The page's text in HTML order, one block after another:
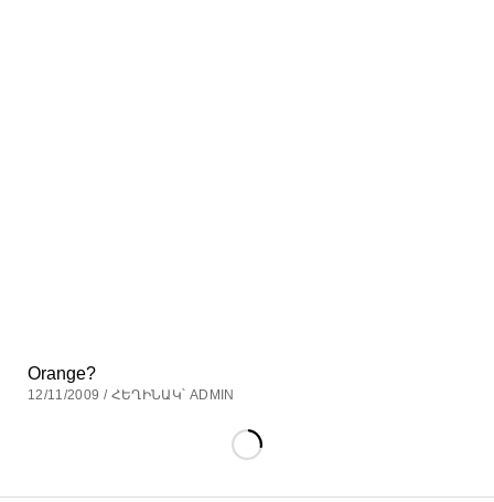
Orange?
12/11/2009 / ՀԵՂԻՆԱԿ՝ ADMIN